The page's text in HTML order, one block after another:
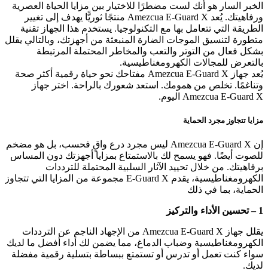
الخبر السار هو أنك لست مضطرًا للاختيار بين مزايا الحياة العصرية
ورفاهيتك. يُعد Amezcua E-Guard X منتجًا ثوريًّا يهدف إلى تغيير
الطريقة التي تتعامل بها مع التكنولوجيا. يستخدم هذا الجهاز تقنية
متطورة لتنسيق الموجات الضارة المنبعثة من أجهزتك، وبالتالي يقلل
بشكل فعال من التوتر والتعب والمخاطر المحتملة المرتبطة
بالتعرض للمجالات الكهرومغناطيسية.
يُعد جهاز Amezcua E-Guard X مفتاحك نحو حياة رقمية أكثر صحة
وتناغمًا. تخلص من همومك. استعد شعورك بالراحة. اختر جهاز
Amezcua E-Guard X اليوم.
مزايا تتجاوز مجرد الحماية
إن Amezcua E-Guard X ليس مجرد درع واقٍ فحسب، بل هو مضخم
للصوت أيضًا. فهو يسمح لك بالاستمتاع بمزايا أجهزتك دون المساس
برفاهيتك. من خلال تحييد الآثار السلبية المحتملة للترددات
الكهرومغناطيسية، يقدم E-Guard X مجموعة من المزايا التي تتجاوز
الحماية، بما في ذلك
1 – تحسين الأداء والتركيز
يقلل جهاز Amezcua E-Guard X من الإجهاد الناجم عن الترددات
الكهرومغناطيسية وضباب الدماغ، مما يضمن لك أداء أفضل ما لديك
سواء كنت تعمل أو تدرس أو تستمتع ببساطة بتسلية رقمية مفضلة
لديك.